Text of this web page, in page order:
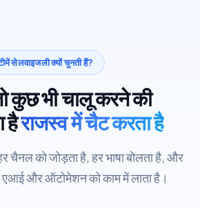
सेलवाइजली क्यों चुनती हैं?
कुछ भी चालू करने की
हैराजस्व में चैट करता है
चैनल को जोड़ता है, हर भाषा बोलता है, और
और ऑटोमेशन को काम में लाता है।